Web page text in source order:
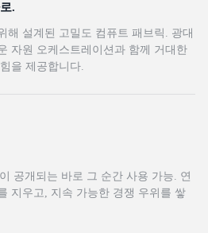
.
해 설계된 고밀도 컴퓨트 패브릭. 광대
자원 오케스트레이션과 함께 거대한
을 제공합니다.
공개되는 바로 그 순간 사용 가능. 연
지우고, 지속 가능한 경쟁 우위를 쌓